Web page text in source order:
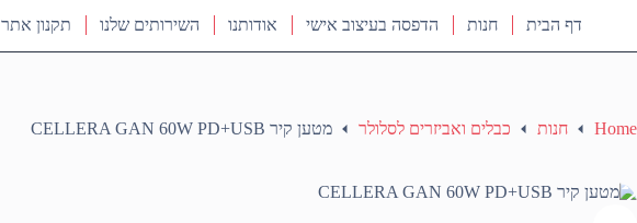
דף הבית
חנות הדפסה בעיצוב אישי אודותנו השירותים שלנו תקנון אתר
Home חנות כבלים ואביזרים לסלולר מטען קיר CELLERA GAN 60W PD+USB